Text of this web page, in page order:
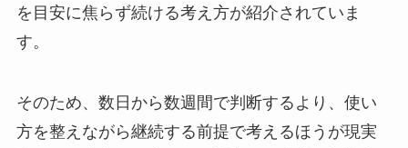
を目安に焦らず続ける考え方が紹介されていま
す。
そのため、数日から数週間で判断するより、使い
方を整えながら継続する前提で考えるほうが現実